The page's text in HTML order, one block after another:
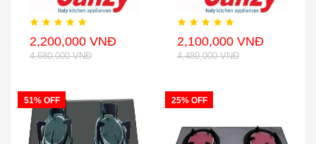
2,200,000 VNĐ
4,680,000 VNĐ
2,100,000 VNĐ
4,480,000 VNĐ
51% OFF 25% OFF